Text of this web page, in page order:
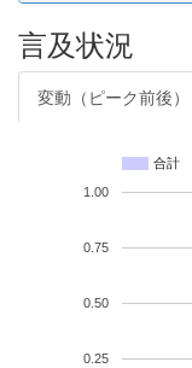
言及状況
変動（ピーク前後）
合計
0.25
0.50
0.75
1.00